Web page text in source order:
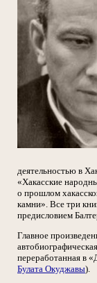
деятельностью в
«Хакасские
о прошлом
камни». Все три
предисловием
Главное
переработанная в
Булата Окуджавы).